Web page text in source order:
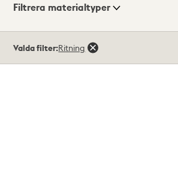
Visningsläge
Filtrera materialtyper
träffar
Valda filter:Ritning